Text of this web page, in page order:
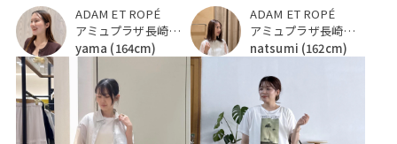
ADAM ET ROPÉ
アミュプラザ長崎新館
yama (164cm)
ADAM ET ROPÉ
アミュプラザ長崎新館
natsumi (162cm)